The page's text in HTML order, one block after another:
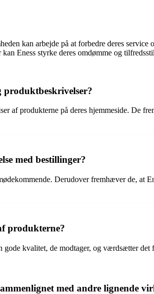
kan arbejde på at forbedre deres
Eness styrke deres omdømme og
produktbeskrivelser?
produkterne på deres hjemmeside. De
med bestillinger?
Derudover fremhæver de, at
produkterne?
kvalitet, de modtager, og værdsætter
med andre lignende